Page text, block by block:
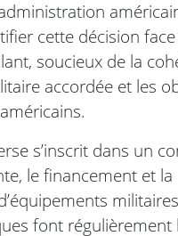
cette décision
soucieux de la
accordée et les
s’inscrit dans un
le financement et la
font régulièrement